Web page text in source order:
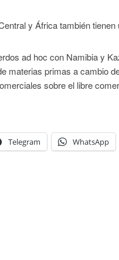
y África también
ad hoc con Namibia y
materias primas a cambio
sobre el libre
Telegram WhatsApp